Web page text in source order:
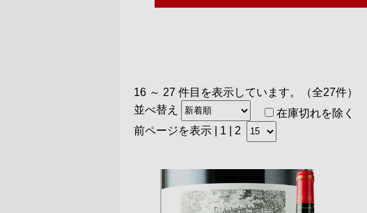
16 ～ 27 件目を表示しています。（全27件）
並べ替え
在庫切れを除く
前ページを表示
1 | 2